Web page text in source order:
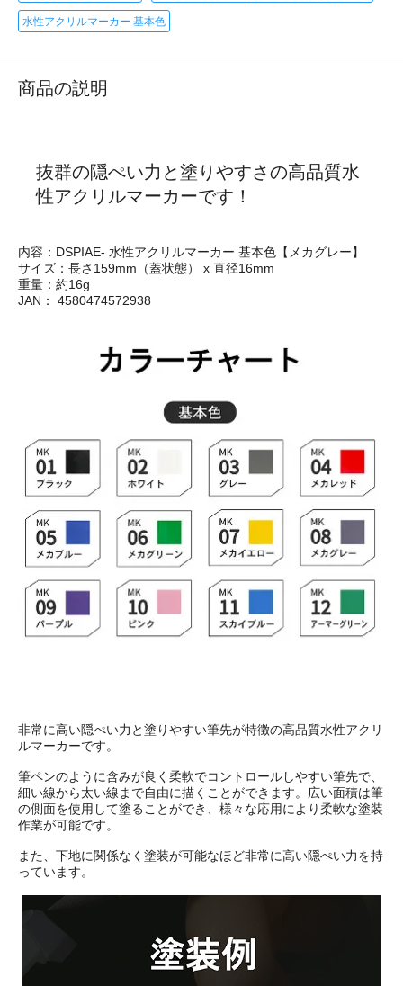
水性アクリルマーカー 基本色
商品の説明
抜群の隠ぺい力と塗りやすさの高品質水
性アクリルマーカーです！
内容：DSPIAE- 水性アクリルマーカー 基本色【メカグレー】
サイズ：長さ159mm（蓋状態） x 直径16mm
重量：約16g
JAN： 4580474572938
非常に高い隠ぺい力と塗りやすい筆先が特徴の高品質水性アクリ
ルマーカーです。
筆ペンのように含みが良く柔軟でコントロールしやすい筆先で、
細い線から太い線まで自由に描くことができます。広い面積は筆
の側面を使用して塗ることができ、様々な応用により柔軟な塗装
作業が可能です。
また、下地に関係なく塗装が可能なほど非常に高い隠ぺい力を持
っています。